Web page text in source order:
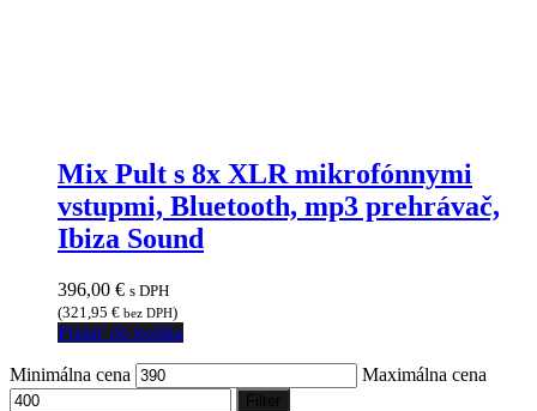
Mix Pult s 8x XLR mikrofónnymi
vstupmi, Bluetooth, mp3 prehrávač,
Ibiza Sound
396,00 € s DPH
(321,95 € bez DPH)
Pridať do košíka
Minimálna cena Maximálna cena
Filter